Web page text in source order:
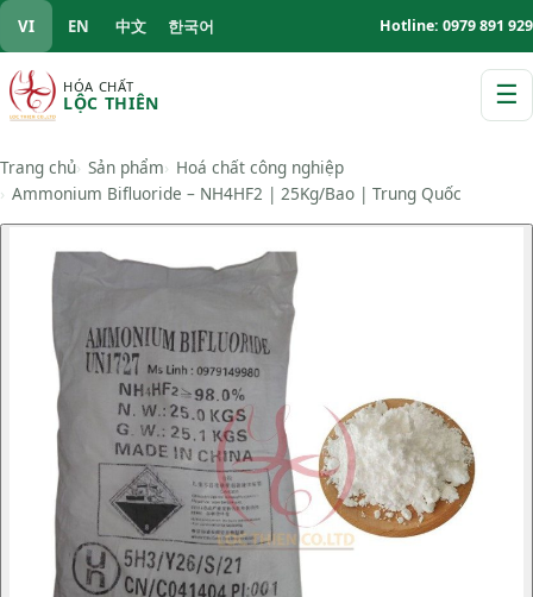
VI EN 中文 한국어 Hotline: 0979 891 929
HÓA CHẤT
LỘC THIÊN ☰
Trang chủ Sản phẩm
Hoá chất công nghiệp
Ammonium Bifluoride – NH4HF2 | 25Kg/Bao | Trung Quốc